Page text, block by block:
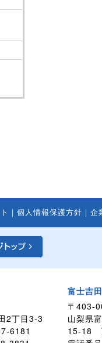
｜ 個人情報保護方針 ｜ 企
2丁目3-3
6181
富士吉
〒403-
山梨県
15-18